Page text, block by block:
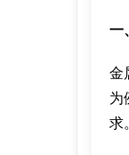
一
金
为
求。